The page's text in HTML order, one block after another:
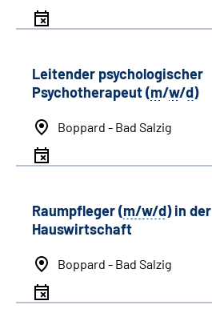
Leitender psychologischer
Psychotherapeut (m/w/d)
Boppard - Bad Salzig
Raumpfleger (m/w/d) in der
Hauswirtschaft
Boppard - Bad Salzig